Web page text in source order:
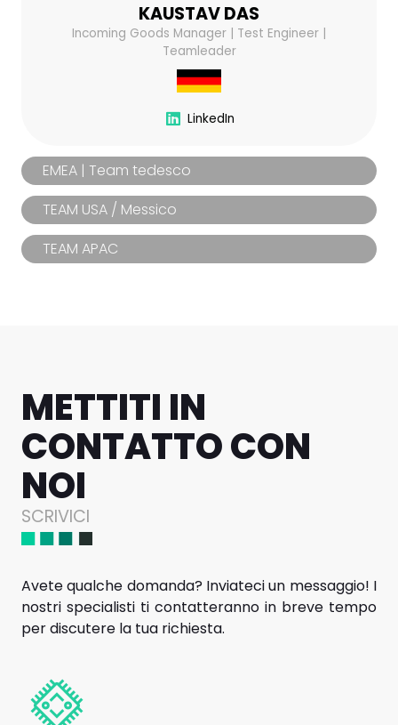
EMEA | Team tedesco
TEAM USA / Messico
TEAM APAC
KAUSTAV DAS
Incoming Goods Manager | Test Engineer |
Teamleader
LinkedIn
METTITI IN
CONTATTO CON
NOI
SCRIVICI
Avete qualche domanda? Inviateci un messaggio! I
nostri specialisti ti contatteranno in breve tempo
per discutere la tua richiesta.